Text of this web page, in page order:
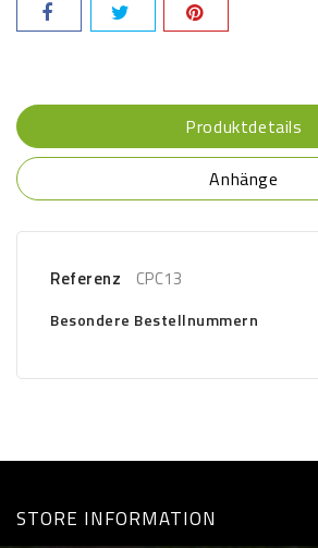
Produktdetails
Anhänge
Referenz CPC13
Besondere Bestellnummern
STORE INFORMATION